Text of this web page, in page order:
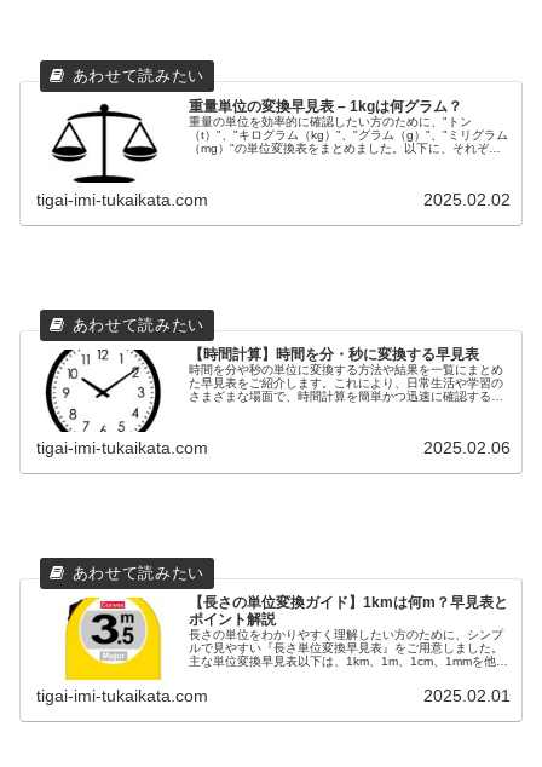
重量単位の変換早見表 – 1kgは何グラム？
重量の単位を効率的に確認したい方のために、"トン
（t）"、"キログラム（kg）"、"グラム（g）"、"ミリグラム
（mg）"の単位変換表をまとめました。以下に、それぞれ
tigai-imi-tukaikata.com 2025.02.02
【時間計算】時間を分・秒に変換する早見表
時間を分や秒の単位に変換する方法や結果を一覧にまとめ
た早見表をご紹介します。これにより、日常生活や学習の
さまざまな場面で、時間計算を簡単かつ迅速に確認するこ
tigai-imi-tukaikata.com 2025.02.06
【長さの単位変換ガイド】1kmは何m？早見表と
ポイント解説
長さの単位をわかりやすく理解したい方のために、シンプ
ルで見やすい『長さ単位変換早見表』をご用意しました。
主な単位変換早見表以下は、1km、1m、1cm、1mmを他の
tigai-imi-tukaikata.com 2025.02.01